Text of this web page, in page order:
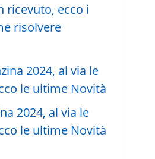
ricevuto, ecco i
risolvere
2024, al via le
le ultime Novità